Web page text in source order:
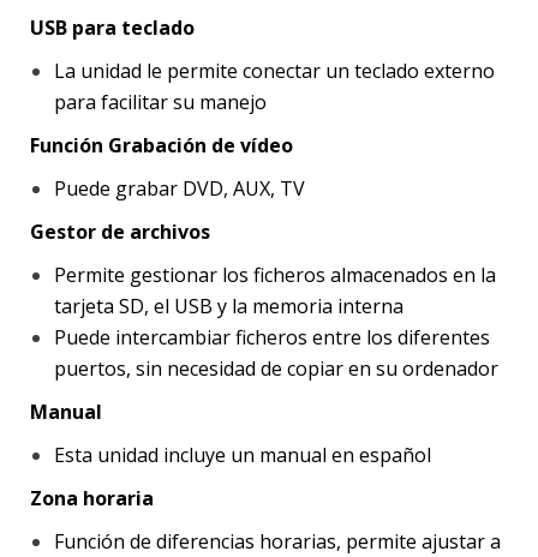
USB para teclado
La unidad le permite conectar un teclado externo
para facilitar su manejo
Función Grabación de vídeo
Puede grabar DVD, AUX, TV
Gestor de archivos
Permite gestionar los ficheros almacenados en la
tarjeta SD, el USB y la memoria interna
Puede intercambiar ficheros entre los diferentes
puertos, sin necesidad de copiar en su ordenador
Manual
Esta unidad incluye un manual en español
Zona horaria
Función de diferencias horarias, permite ajustar a